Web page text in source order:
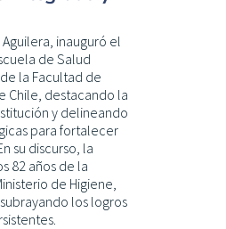
inauguró el
de Salud
la Facultad de
Chile, destacando la
y delineando
para fortalecer
su discurso, la
82 años de la
de Higiene,
los logros